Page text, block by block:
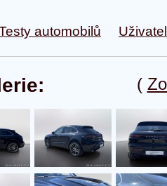
automobilů
(